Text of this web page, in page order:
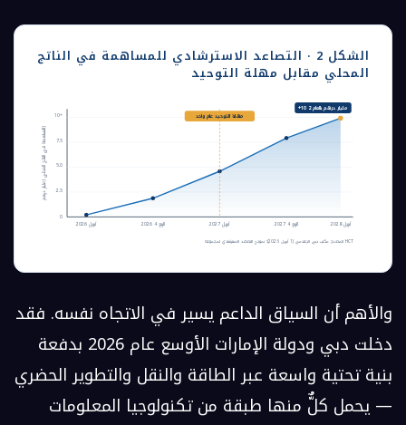
الشكل 2 · التصاعد الاسترشادي للمساهمة في الناتج
المحلي مقابل مهلة التوحيد
0
2.5
5.0
7.5
10+
الم
س
اه
م
ة
ف
ي
الناتج
الم
ح
لي
(م
ليار د
ره
م
أبريل 2026 الربع 4 2026 أبريل 2027 الربع 4 2027 أبريل 2028
مهلة التوحيد عام واحد
+10 مليار درهم بالعام 2
المصدر: مكتب دبي الإعلامي (1 أبريل 2026)؛ نموذج التصاعد الاسترشادي لمجموعة HCT
والأهم أن السياق الداعم يسير في الاتجاه نفسه. فقد
دخلت دبي ودولة الإمارات الأوسع عام 2026 بدفعة
بنية تحتية واسعة عبر الطاقة والنقل والتطوير الحضري
— يحمل كلٌّ منها طبقة من تكنولوجيا المعلومات